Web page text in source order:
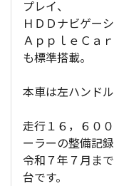
プレイ、
ＨＤＤナビゲー
ＡｐｐｌｅＣａ
も標準搭載。
本車は左ハンドル
走行１６，６０
ーラーの整備記
令和７年７月ま
台です。